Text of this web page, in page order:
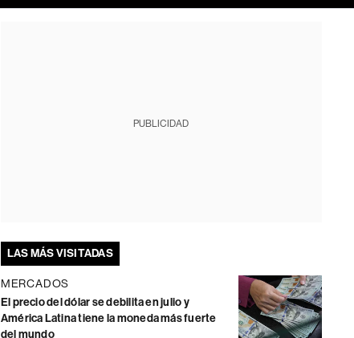
PUBLICIDAD
LAS MÁS VISITADAS
MERCADOS
El precio del dólar se debilita en julio y
América Latina tiene la moneda más fuerte
del mundo